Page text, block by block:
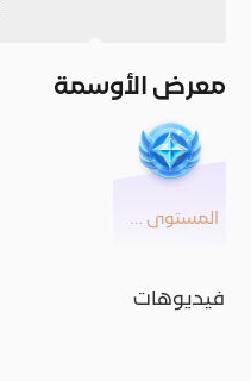
معرض الأوسمة
المستوى 48
فيديوهات